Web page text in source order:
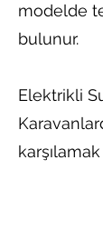
modelde
bulunur.
Elektrikli Su